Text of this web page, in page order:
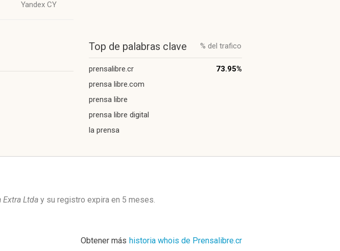
Yandex CY
Top de palabras clave % del trafico
prensalibre.cr
73.95%
prensa libre.com
prensa libre
prensa libre digital
la prensa
Ltda y su registro expira en 5 meses.
Obtener más historia whois de Prensalibre.cr